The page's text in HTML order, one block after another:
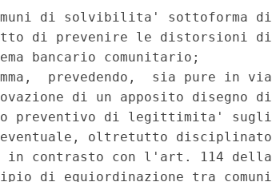
di solvibilita' sottoforma di
di prevenire le distorsioni di
bancario comunitario;
prevedendo,  sia pure in via
di un apposito disegno di
preventivo di legittimita' sugli
oltretutto disciplinato
contrasto con l'art. 114 della
di equiordinazione tra comuni